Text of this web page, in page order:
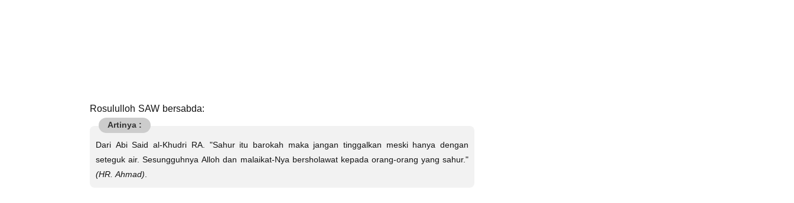
Rosululloh SAW bersabda:
Dari Abi Said al-Khudri RA. "Sahur itu barokah maka jangan tinggalkan meski hanya dengan
seteguk air. Sesungguhnya Alloh dan malaikat-Nya bersholawat kepada orang-orang yang sahur."
(HR. Ahmad).